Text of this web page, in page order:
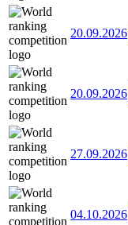
20.09.2026
20.09.2026
27.09.2026
04.10.2026